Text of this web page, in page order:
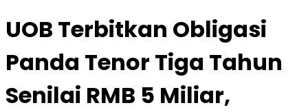
UOB Terbitkan Obligasi
Panda Tenor Tiga Tahun
Senilai RMB 5 Miliar,